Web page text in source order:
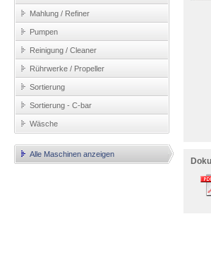
Mahlung / Refiner
Pumpen
Reinigung / Cleaner
Rührwerke / Propeller
Sortierung
Sortierung - C-bar
Wäsche
Alle Maschinen anzeigen